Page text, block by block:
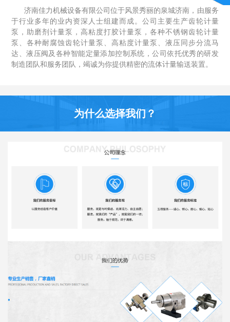
济南佳力机械设备有限公司位于风景秀丽的泉城济南，由服务
于行业多年的业内资深人士组建而成。公司主要生产齿轮计量
泵，助磨剂计量泵，高粘度打胶计量泵，各种不锈钢齿轮计量
泵、各种耐腐蚀齿轮计量泵、高粘度计量泵、液压同步分流马
达、液压阀及各种智能定量添加控制系统，公司依托优秀的研发
制造团队和服务团队，竭诚为你提供精密的流体计量输送装置。
为什么选择我们？